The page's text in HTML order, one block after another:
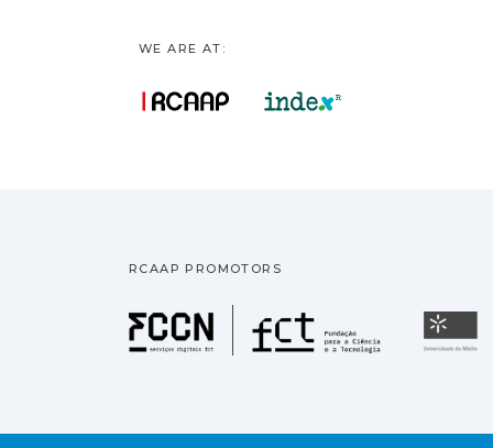
WE ARE AT:
RCAAP PROMOTORS
Fundação